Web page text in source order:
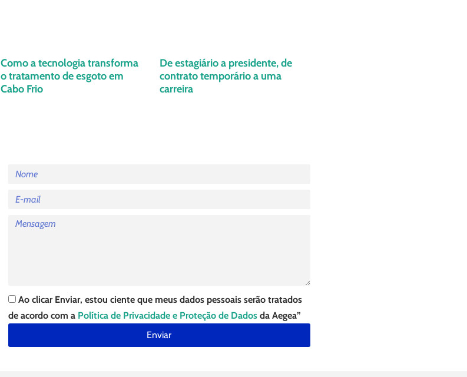
Como a tecnologia transforma
o tratamento de esgoto em
Cabo Frio
De estagiário a presidente, de
contrato temporário a uma
carreira
Ao clicar Enviar, estou ciente que meus dados pessoais serão tratados
de acordo com a Política de Privacidade e Proteção de Dadosda Aegea”
Enviar